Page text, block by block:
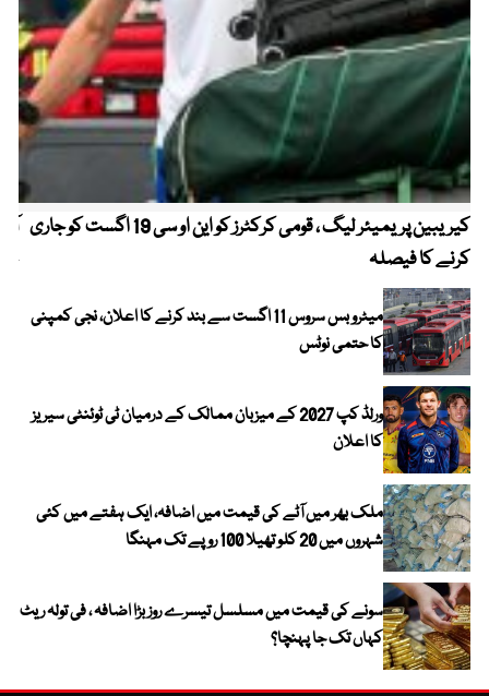
کیریبین پریمیئر لیگ ، قومی کرکٹرز کو این او سی 19 اگست کو جاری
کرنے کا فیصلہ
میٹرو بس سروس 11 اگست سے بند کرنے کا اعلان، نجی کمپنی
کا حتمی نوٹس
ورلڈ کپ 2027 کے میزبان ممالک کے درمیان ٹی ٹوئنٹی سیریز
کا اعلان
ملک بھر میں آٹے کی قیمت میں اضافہ، ایک ہفتے میں کئی
شہروں میں 20 کلو تھیلا 100 روپے تک مہنگا
سونے کی قیمت میں مسلسل تیسرے روز بڑا اضافہ ، فی تولہ ریٹ
کہاں تک جا پہنچا؟